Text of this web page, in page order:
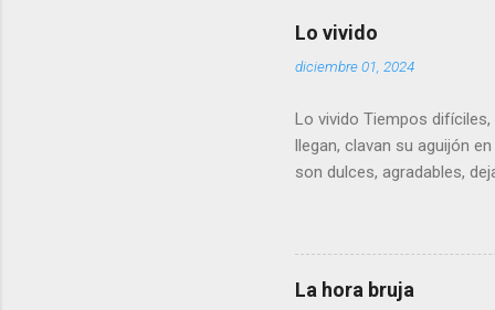
Lo vivido
diciembre 01, 2024
Lo vivido Tiempos
llegan, clavan su aguijón
son dulces, agradables,
se, ni quiero saberlo.
Ruiz
La hora bruja